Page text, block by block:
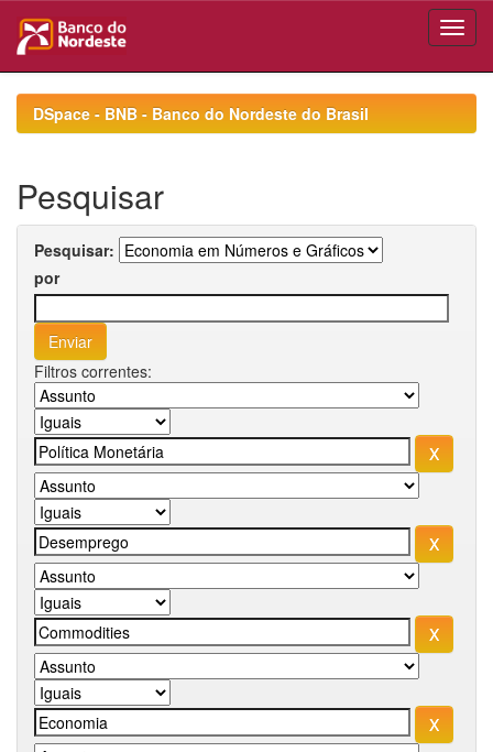
navigationDSpace - BNB - Banco do Nordeste do Brasil
Pesquisar
Pesquisar:
por
Filtros correntes: